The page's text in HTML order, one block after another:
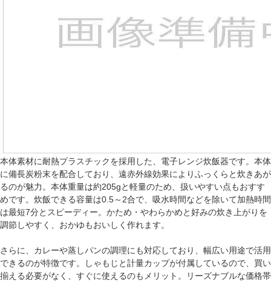
本体素材に耐熱プラスチックを採用した、電子レンジ炊飯器です。本体
に備長炭粉末を配合しており、遠赤外線効果によりふっくらと炊きあが
るのが魅力。本体重量は約205gと軽量のため、扱いやすい点もおすす
めです。炊飯できる容量は0.5～2合で、吸水時間などを除いて加熱時間
は最短7分とスピーディー。かため・やわらかめと好みの炊き上がりを
調節しやすく、おかゆもおいしく作れます。
さらに、カレーや蒸しパンの調理にも対応しており、幅広い用途で活用
できるのが特徴です。しゃもじと計量カップが付属しているので、買い
揃える必要がなく、すぐに使えるのもメリット。リーズナブルな価格帯